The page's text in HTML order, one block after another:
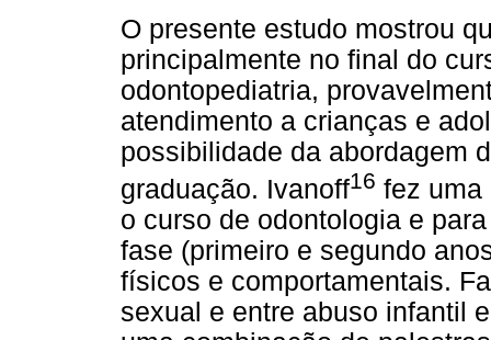
O presente estudo mostrou
principalmente no final do
odontopediatria,
atendimento a crianças e
possibilidade da abordagem
graduação. Ivanoff16 fez uma
o curso de odontologia e
fase (primeiro e segundo
físicos e comportamentais.
sexual e entre abuso infantil